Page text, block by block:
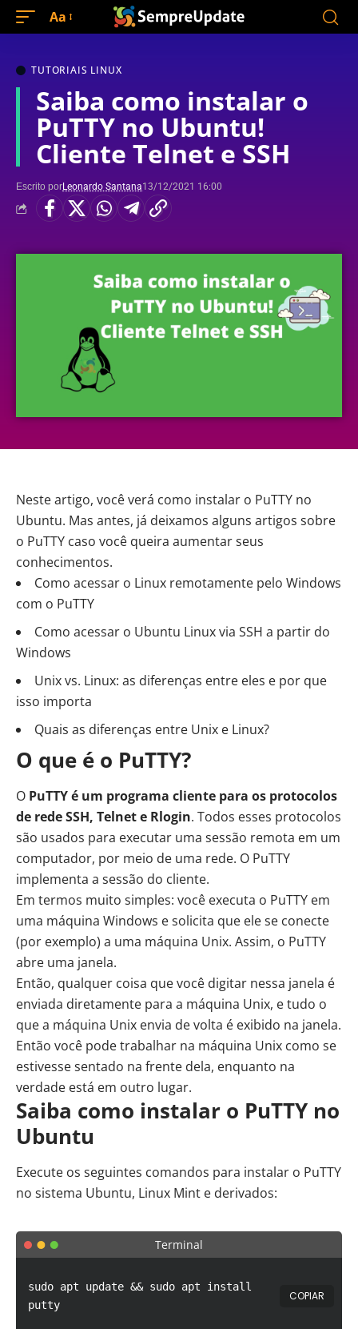
Aa
TUTORIAIS LINUX
Saiba como instalar o
PuTTY no Ubuntu!
Cliente Telnet e SSH
Escrito porLeonardo Santana13/12/2021 16:00
Neste artigo, você verá como instalar o PuTTY no
Ubuntu. Mas antes, já deixamos alguns artigos sobre
o PuTTY caso você queira aumentar seus
conhecimentos.
Como acessar o Linux remotamente pelo Windows
com o PuTTY
Como acessar o Ubuntu Linux via SSH a partir do
Windows
Unix vs. Linux: as diferenças entre eles e por que
isso importa
Quais as diferenças entre Unix e Linux?
O que é o PuTTY?
O PuTTY é um programa cliente para os protocolos
de rede SSH, Telnet e Rlogin. Todos esses protocolos
são usados para executar uma sessão remota em um
computador, por meio de uma rede. O PuTTY
implementa a sessão do cliente.
Em termos muito simples: você executa o PuTTY em
uma máquina Windows e solicita que ele se conecte
(por exemplo) a uma máquina Unix. Assim, o PuTTY
abre uma janela.
Então, qualquer coisa que você digitar nessa janela é
enviada diretamente para a máquina Unix, e tudo o
que a máquina Unix envia de volta é exibido na janela.
Então você pode trabalhar na máquina Unix como se
estivesse sentado na frente dela, enquanto na
verdade está em outro lugar.
Saiba como instalar o PuTTY no
Ubuntu
Execute os seguintes comandos para instalar o PuTTY
no sistema Ubuntu, Linux Mint e derivados:
Terminal
sudo apt update && sudo apt install
putty
COPIAR